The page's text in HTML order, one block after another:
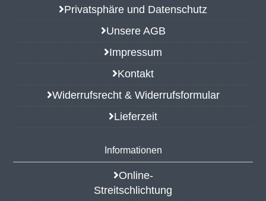
Privatsphäre und Datenschutz
Unsere AGB
Impressum
Kontakt
Widerrufsrecht & Widerrufsformular
Lieferzeit
Informationen
Online-
Streitschlichtung